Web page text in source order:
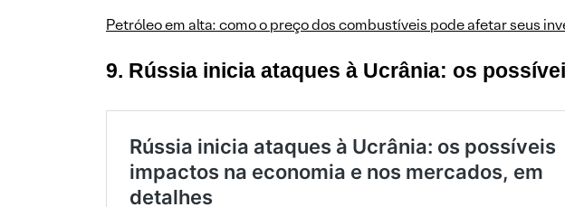
Petróleo em alta: como o preço dos combustíveis pode afetar seus
9. Rússia inicia ataques à Ucrânia: os